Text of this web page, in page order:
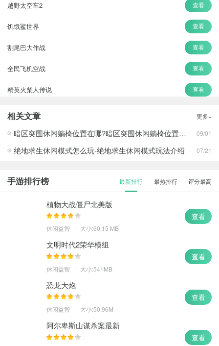
越野太空车2 查看
饥饿鲨世界 查看
割尾巴大作战 查看
全民飞机空战 查看
精英火柴人传说 查看
节奏盒子
幸存者危城 查看
相关文章 更多+
暗区突围休闲躺椅位置在哪?暗区突围休闲躺椅位置攻略 09/01
绝地求生休闲模式怎么玩-绝地求生休闲模式玩法介绍 07/21
手游排行榜 最新排行 最热排行 评分最高
植物大战僵尸北美版
休闲益智 大小:60.15 MB
查看
文明时代2荣华模组
休闲益智 大小:541MB
查看
恐龙大炮
休闲益智 大小:50.96M
查看
阿尔卑斯山谋杀案最新
查看